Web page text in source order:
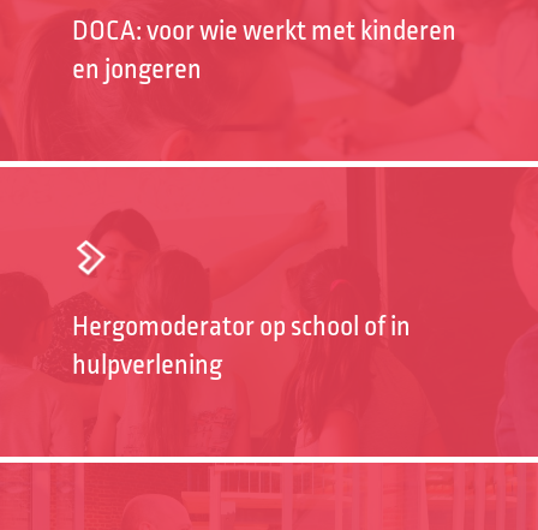
DOCA: voor wie werkt met kinderen
en jongeren
Hergomoderator op school of in
hulpverlening